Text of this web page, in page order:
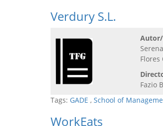
Verdury S.L.
Flores
Fazio
Tags: GADE , School of
WorkEats